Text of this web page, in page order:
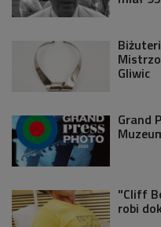
Gliwic
Grand
"Cliff
robi